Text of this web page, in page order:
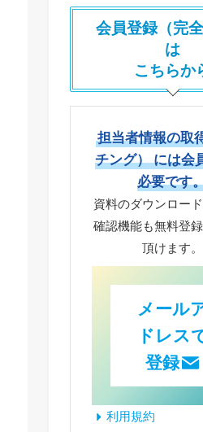
会員登録（完全
は
こちらか
担当者情報の取
チング） には会
必要です
資料のダウンロー
確認機能も無料登
頂けます。
メール
ドレス
登録
利用規約